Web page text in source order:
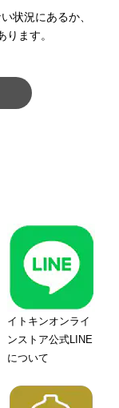
状況にあるか、
ます。
イトキンオンライ
ンストア公式LINE
について